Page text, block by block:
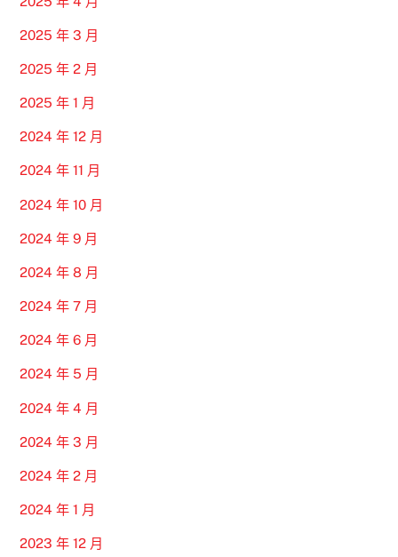
2025 年 3 月
2025 年 2 月
2025 年 1 月
2024 年 12 月
2024 年 11 月
2024 年 10 月
2024 年 9 月
2024 年 8 月
2024 年 7 月
2024 年 6 月
2024 年 5 月
2024 年 4 月
2024 年 3 月
2024 年 2 月
2024 年 1 月
2023 年 12 月